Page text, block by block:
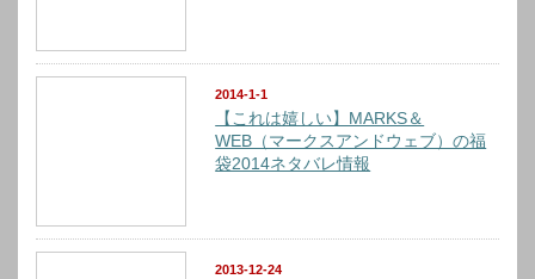
2014-1-1
【これは嬉しい】MARKS＆
WEB（マークスアンドウェブ）の福
袋2014ネタバレ情報
2013-12-24